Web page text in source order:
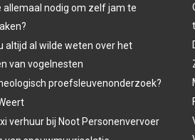
allemaal nodig om zelf jam te
altijd al wilde weten over het
van vogelnesten
proefsleuvenonderzoek?
verhuur bij Noot Personenvervoer